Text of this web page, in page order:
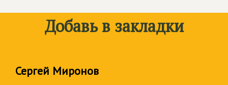
Добавь в закладки
Сергей Миронов